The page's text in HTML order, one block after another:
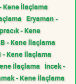
Kene İlaçlama
Eryaman -
- Kene
- Kene İlaçlama
Kene İlaçlama
İlaçlama İncek -
- Kene İlaçlama